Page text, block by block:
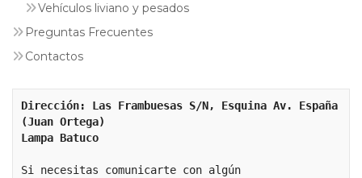
Vehículos liviano y pesados
Preguntas Frecuentes
Contactos
Dirección: Las Frambuesas S/N, Esquina Av. España
(Juan Ortega)
Lampa Batuco
Si necesitas comunicarte con algún